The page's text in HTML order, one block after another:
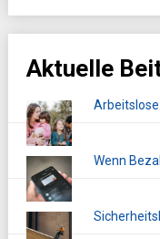
Aktuelle
Wenn